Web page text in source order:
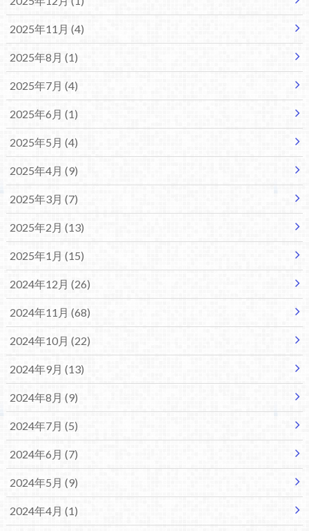
2025年11月 (4)
2025年8月 (1)
2025年7月 (4)
2025年6月 (1)
2025年5月 (4)
2025年4月 (9)
2025年3月 (7)
2025年2月 (13)
2025年1月 (15)
2024年12月 (26)
2024年11月 (68)
2024年10月 (22)
2024年9月 (13)
2024年8月 (9)
2024年7月 (5)
2024年6月 (7)
2024年5月 (9)
2024年4月 (1)